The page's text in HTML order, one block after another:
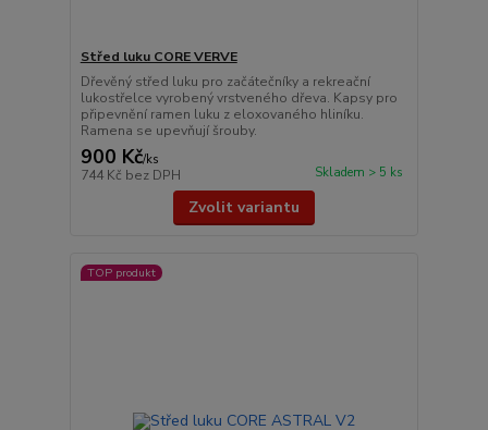
Střed luku CORE VERVE
Dřevěný střed luku pro začátečníky a rekreační
lukostřelce vyrobený vrstveného dřeva. Kapsy pro
připevnění ramen luku z eloxovaného hliníku.
Ramena se upevňují šrouby.
900 Kč/ks
744 Kč bez DPH Skladem > 5 ks
Zvolit variantu
TOP produkt